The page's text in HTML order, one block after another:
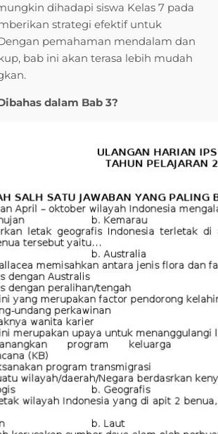
dihadapi siswa Kelas 7 pada
strategi efektif untuk
pemahaman mendalam dan
bab ini akan terasa lebih mudah
dalam Bab 3?